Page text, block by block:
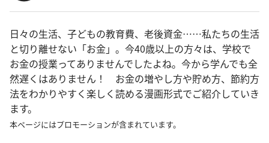
日々の生活、子どもの教育費、老後資金……私たちの生活
と切り離せない「お金」。今40歳以上の方々は、学校で
お金の授業ってありませんでしたよね。今から学んでも全
然遅くはありません！ お金の増やし方や貯め方、節約方
法をわかりやすく楽しく読める漫画形式でご紹介していき
ます。
本ページにはプロモーションが含まれています。